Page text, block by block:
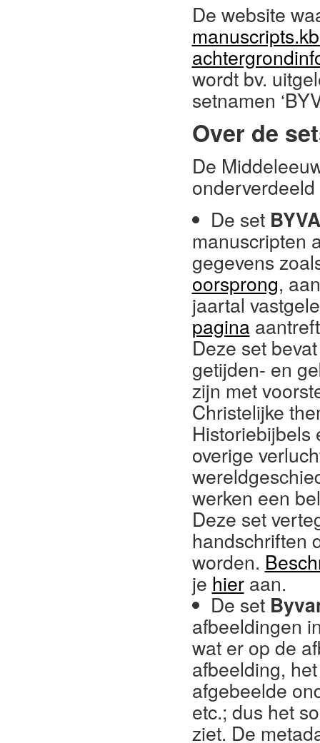
De website
wordt bv.
setnamen
Over de
De
De set
manuscripten
gegevens
oorsprong,
jaartal
pagina
Deze set
getijden- en
zijn met
Christelijke
overige
werken een
Deze set
handschriften
worden.
je hieraan.
De set
afbeeldingen
wat er op de
afbeelding,
afgebeelde
etc.; dus het
ziet. De